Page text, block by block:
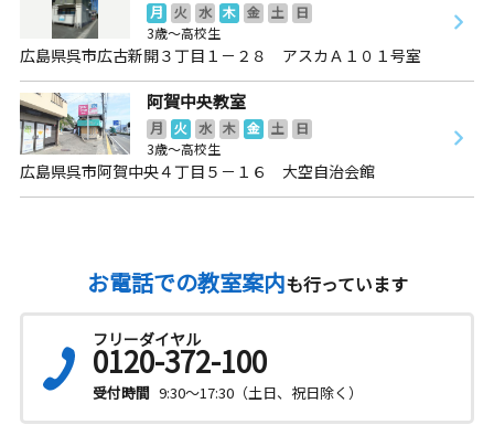
月 火 水 木 金 土
日
3歳～高校生
広島県呉市広古新開３丁目１－２８ アスカＡ１０１号室
阿賀中央教室
月 火 水 木 金 土
日
3歳～高校生
広島県呉市阿賀中央４丁目５－１６ 大空自治会館
お電話での教室案内も行っています
フリーダイヤル
0120-372-100
受付時間 9:30～17:30（土日、祝日除く）